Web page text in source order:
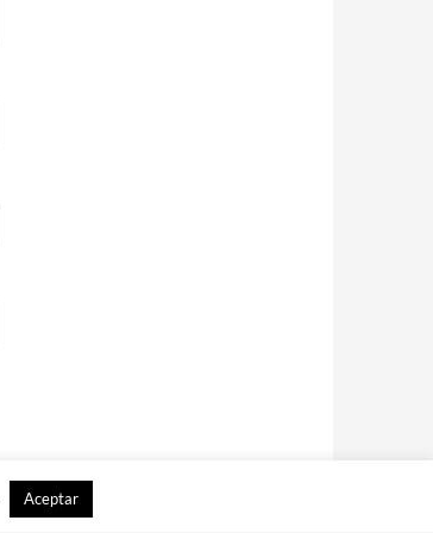
Aceptar